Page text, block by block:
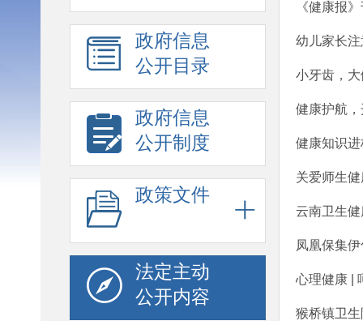
政府信息
公开目录
政府信息
公开制度
政策文件
法定主动
公开内容
《健康报
幼儿家长
小牙齿，
健康护航
健康知识
关爱师生
云南卫生健
凤凰保集
心理健康 |
猴桥镇卫